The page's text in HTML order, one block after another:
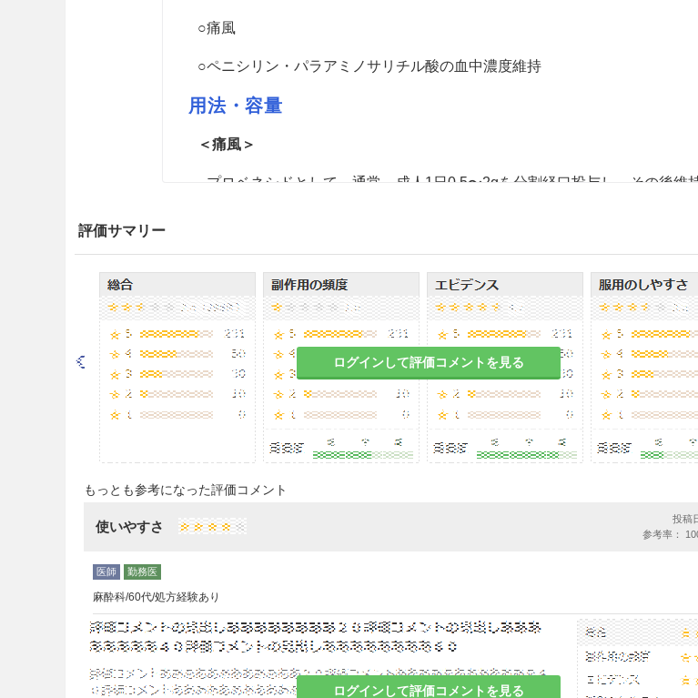
○痛風
○ペニシリン・パラアミノサリチル酸の血中濃度維持
用法・容量
＜痛風＞
プロベネシドとして、通常、成人1日0.5〜2gを分割経口投与し、その後維
プロベネシドとして、通常、成人1日1〜2gを4回に分割経口投与する。なお
齢、症状により適宜増減する。
注意事項
重要な基本的注意
＜効能共通＞
8.1溶血性貧血、再生不良性貧血があらわれることがあるので、定期的に
的検査を行うなど観察を十分に行うこと。［11.1.1参照］
8.2肝壊死があらわれることがあるので、定期的に肝機能検査を行うなど
8.3 急性痛風発作がおさまるまで、本剤の投与を開始しないこと。
投与初期に尿酸の移動により痛風発作の一時的な増強をみることがあ
評価サマリー
ログインして評価コメントを見る
もっとも参考になった評価コメント
ログインして評価コメントを見る
使いやすさ
投稿
参考率：
麻酔科/60代/処方経験あり